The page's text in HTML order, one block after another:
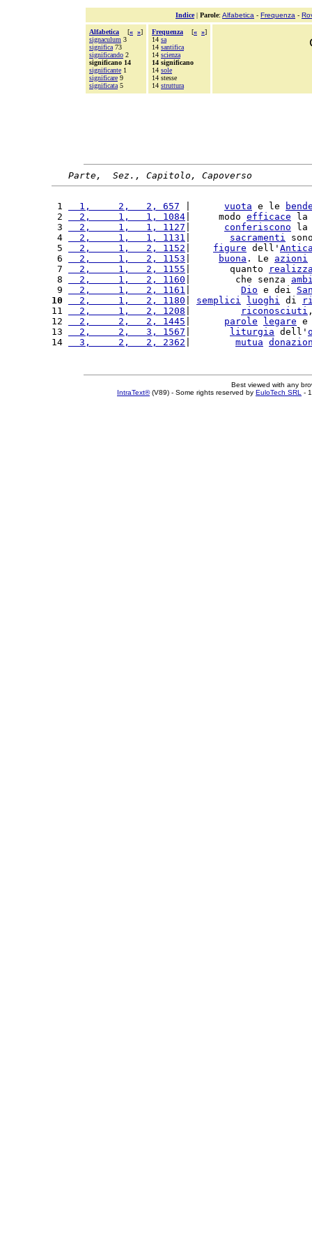
Indice| Parole: Alfabetica - Frequenza -
Alfabetica [« »]
signaculum 3
significa 73
significando 2
significano 14
significante 1
significare 9
significata 5
Frequenza [« »]
14 sa
14 santifica
14 scienza
14 significano
14 sole
14 stesse
14 struttura
Parte,  Sez., Capitolo, Capoverso
1
  1,     2,   2, 657
vuota e le
2
  2,     1,   1, 1084
|     modo efficace
3
  2,     1,   1, 1127
conferiscono
4
  2,     1,   1, 1131
sacramenti
5
  2,     1,   2, 1152
figure dell'
6
  2,     1,   2, 1153
buona . Le azioni
7
  2,     1,   2, 1155
|       quanto
8
  2,     1,   2, 1160
|        che senza
9
  2,     1,   2, 1161
Dio e dei
10
  2,     1,   2, 1180
semplici luoghi di
11
  2,     1,   2, 1208
riconosciuti
12
  2,     2,   2, 1445
parole legare
13
  2,     2,   3, 1567
liturgia dell'
14
  3,     2,   2, 2362
mutua
Best viewed with any
IntraText®(V89) - Some rights reserved by EuloTech SRL -